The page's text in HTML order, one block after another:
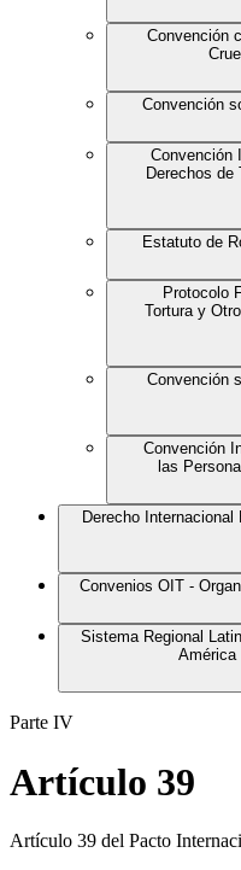
Convención
Convención
Convención
Derechos de
Estatuto de
Protocolo
Tortura y
Convención
Convención
las
Derecho
Convenios OIT -
Sistema Regional
América
Parte IV
Artículo 39
Artículo 39 del Pacto